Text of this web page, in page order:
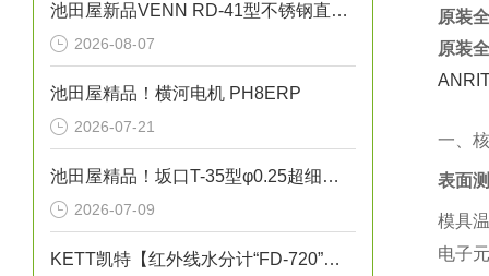
池田屋新品VENN RD-41型不锈钢直动式蒸汽减压阀RD41-D-M25正式发布
2026-08-07
池田屋精品！横河电机 PH8ERP
2026-07-21
池田屋精品！坂口T-35型φ0.25超细护套热电偶（K型）技术参数
2026-07-09
KETT凯特【红外线水分计“FD-720”的特点】《红外线水分仪测量实例》
原装
原装
一、
表面
模具
电子